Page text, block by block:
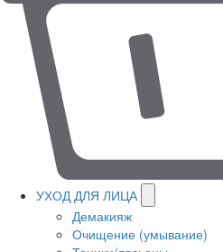
УХОД ДЛЯ ЛИЦА
Демакияж
Очищение (умывание)